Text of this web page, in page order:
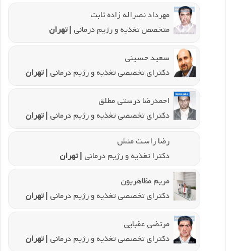
مهرداد نصراله زاده ثابت
متخصص تغذیه و رژیم درمانی | تهران
سعید حسینی
دکترای تخصصی تغذیه و رژیم درمانی | تهران
احمدرضا درستی مطلق
دکترای تخصصی تغذیه و رژیم درمانی | تهران
رضا راست منش
دکترا تغذیه و رژیم درمانی | تهران
مریم مظاهریون
دکترای تخصصی تغذیه و رژیم درمانی | تهران
مرتضی عقبایی
دکترای تخصصی تغذیه و رژیم درمانی | تهران